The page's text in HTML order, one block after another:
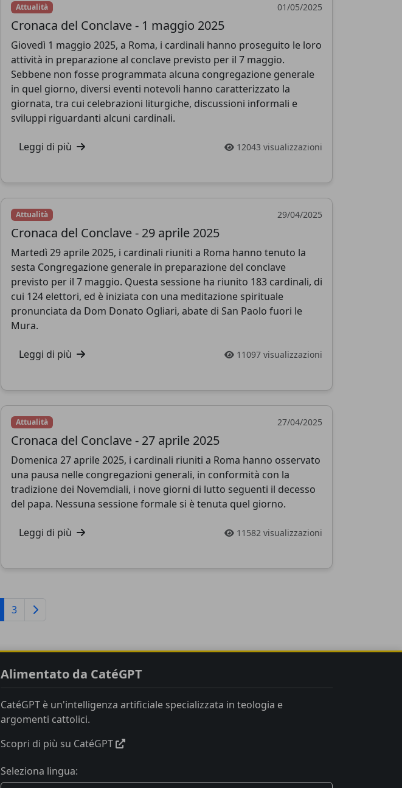
Attualità 01/05/2025
Cronaca del Conclave - 1 maggio 2025
Giovedì 1 maggio 2025, a Roma, i cardinali hanno proseguito le loro
attività in preparazione al conclave previsto per il 7 maggio.
Sebbene non fosse programmata alcuna congregazione generale
in quel giorno, diversi eventi notevoli hanno caratterizzato la
giornata, tra cui celebrazioni liturgiche, discussioni informali e
sviluppi riguardanti alcuni cardinali.
Leggi di più 12043 visualizzazioni
Attualità 29/04/2025
Cronaca del Conclave - 29 aprile 2025
Martedì 29 aprile 2025, i cardinali riuniti a Roma hanno tenuto la
sesta Congregazione generale in preparazione del conclave
previsto per il 7 maggio. Questa sessione ha riunito 183 cardinali, di
cui 124 elettori, ed è iniziata con una meditazione spirituale
pronunciata da Dom Donato Ogliari, abate di San Paolo fuori le
Mura.
Leggi di più 11097 visualizzazioni
Attualità 27/04/2025
Cronaca del Conclave - 27 aprile 2025
Domenica 27 aprile 2025, i cardinali riuniti a Roma hanno osservato
una pausa nelle congregazioni generali, in conformità con la
tradizione dei Novemdiali, i nove giorni di lutto seguenti il decesso
del papa. Nessuna sessione formale si è tenuta quel giorno.
Leggi di più 11582 visualizzazioni
3
Alimentato da CatéGPT
CatéGPT è un'intelligenza artificiale specializzata in teologia e
argomenti cattolici.
Scopri di più su CatéGPT
Seleziona lingua:
Più tardi